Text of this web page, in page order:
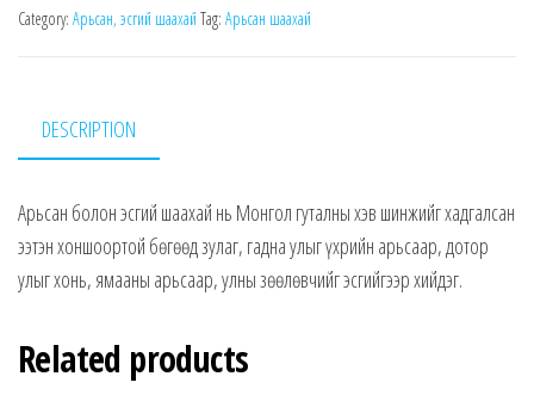
Category: Арьсан, эсгий шаахай Tag: Арьсан шаахай
DESCRIPTION
Арьсан болон эсгий шаахай нь Монгол гуталны хэв шинжийг хадгалсан
ээтэн хоншоортой бөгөөд зулаг, гадна улыг үхрийн арьсаар, дотор
улыг хонь, ямааны арьсаар, улны зөөлөвчийг эсгийгээр хийдэг.
Related products